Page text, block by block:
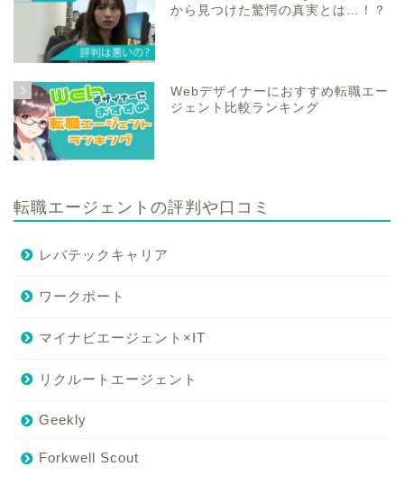
から見つけた驚愕の真実とは…！？
5
Webデザイナーにおすすめ転職エー
ジェント比較ランキング
転職エージェントの評判や口コミ
レバテックキャリア
ワークポート
マイナビエージェント×IT
リクルートエージェント
Geekly
Forkwell Scout